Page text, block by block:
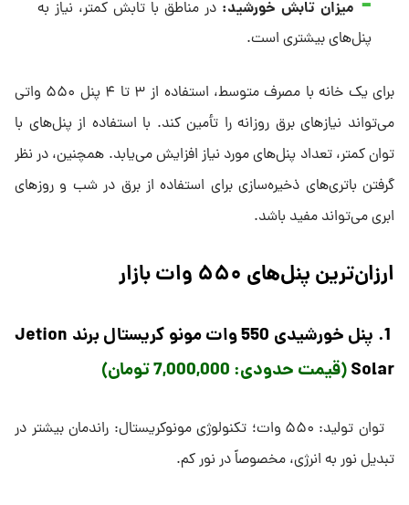
میزان تابش خورشید: در مناطق با تابش کمتر، نیاز به
پنل‌های بیشتری است.
برای یک خانه با مصرف متوسط، استفاده از ۳ تا ۴ پنل ۵۵۰ واتی
می‌تواند نیازهای برق روزانه را تأمین کند. با استفاده از پنل‌های با
توان کمتر، تعداد پنل‌های مورد نیاز افزایش می‌یابد. همچنین، در نظر
گرفتن باتری‌های ذخیره‌سازی برای استفاده از برق در شب و روزهای
ابری می‌تواند مفید باشد.
ارزان‌ترین پنل‌های ۵۵۰ وات بازار
1. پنل خورشیدی 550 وات مونو کریستال برند Jetion
Solar(قیمت حدودی: 7,000,000 تومان)
توان تولید: ۵۵۰ وات؛ تکنولوژی مونوکریستال: راندمان بیشتر در
تبدیل نور به انرژی، مخصوصاً در نور کم.